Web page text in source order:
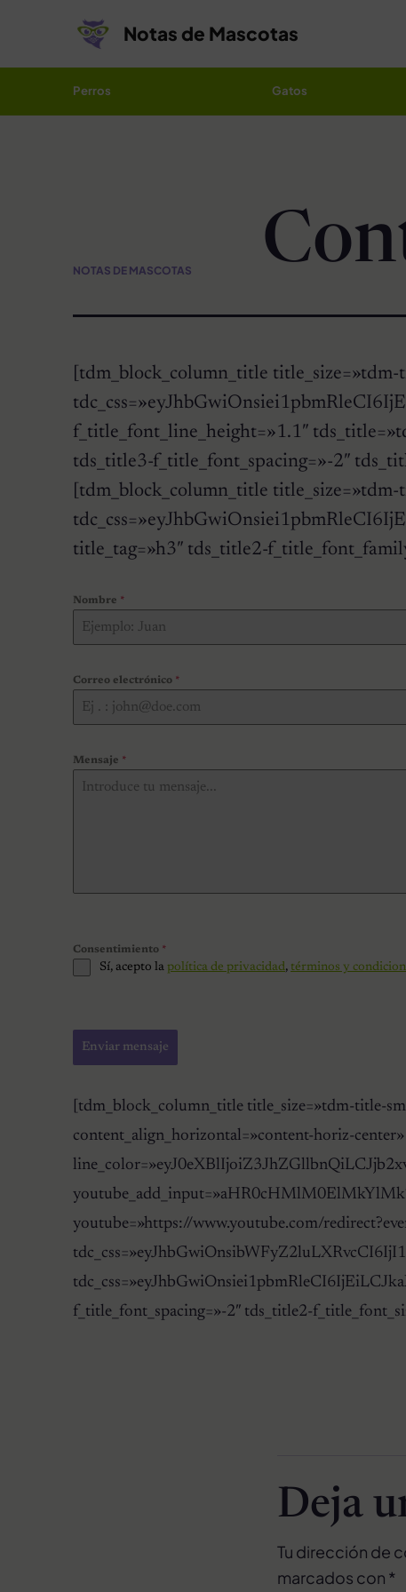
Notas de Mascotas
Perros Gatos
NOTAS DE MASCOTAS
[tdm_block_column_title
f_title_font_line_height=»1.1″
tds_title3-f_title_font_spacing=»-2″
[tdm_block_column_title
title_tag=»h3″ tds_title2-
Nombre *
Correo electrónico *
Mensaje *
Consentimiento *
Sí, acepto la política de privacidad, términos y
Enviar mensaje
[tdm_block_column_title title_size=»tdm-title-
content_align_horizontal=»content-horiz-
youtube=»https://www.youtube.com/
f_title_font_spacing=»-2″ tds_title2-
Deja
Tu dirección de
marcados con *